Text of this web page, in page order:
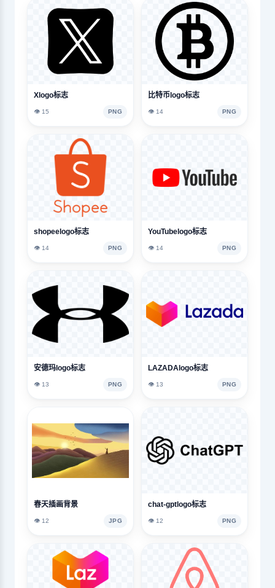
Xlogo标志
👁️ 15 PNG
比特币logo标志
👁️ 14 PNG
shopeelogo标志
👁️ 14 PNG
YouTubelogo标志
👁️ 14 PNG
安德玛logo标志
👁️ 13 PNG
LAZADAlogo标志
👁️ 13 PNG
春天插画背景
👁️ 12 JPG
chat-gptlogo标志
👁️ 12 PNG